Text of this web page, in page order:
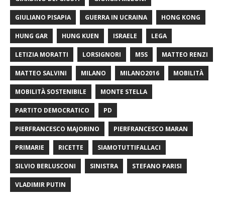
GIULIANO PISAPIA GUERRA IN UCRAINA HONG KONG
HUNG GAR HUNG KUEN ISRAELE LEGA
LETIZIA MORATTI LORSIGNORI M5S MATTEO RENZI
MATTEO SALVINI MILANO MILANO2016 MOBILITÀ
MOBILITÀ SOSTENIBILE MONTE STELLA
PARTITO DEMOCRATICO PD
PIERFRANCESCO MAJORINO PIERFRANCESCO MARAN
PRIMARIE RICETTE SIAMOTUTTIFALLACI
SILVIO BERLUSCONI SINISTRA STEFANO PARISI
VLADIMIR PUTIN